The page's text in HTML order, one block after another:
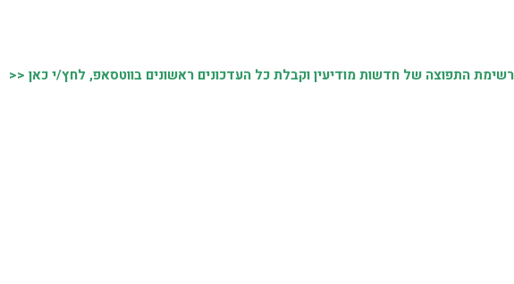
התפוצה של חדשות מודיעין וקבלת כל העדכונים ראשונים בווטסאפ, לחץ/י כאן <<